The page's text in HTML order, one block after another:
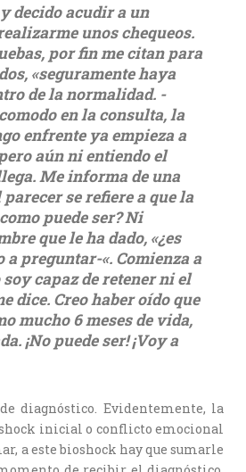
decido acudir a un
unos chequeos.
por fin me citan para
«seguramente haya
de la normalidad. -
en la consulta, la
enfrente ya empieza a
aún ni entiendo el
Me informa de una
se refiere a que la
puede ser? Ni
que le ha dado, «¿es
a preguntar-«. Comienza a
capaz de retener ni el
dice. Creo haber oído que
mucho 6 meses de vida,
¡No puede ser! ¡Voy a
diagnóstico. Evidentemente, la
inicial o conflicto emocional
a este bioshock hay que sumarle